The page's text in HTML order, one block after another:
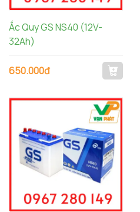
Ắc Quy GS NS40 (12V-
32Ah)
650.000đ